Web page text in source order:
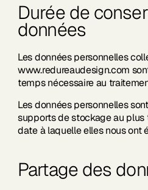
Durée de
données
Les données personnelles
www.redureaudesign.com
temps nécessaire au
Les données personnelles
supports de stockage au plus
date à laquelle elles nous ont
Partage des